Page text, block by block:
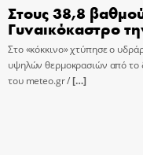
Στους 38,8
Γυναικόκαστρο
Στο «κόκκινο» χτύπησε ο
υψηλών θερμοκρασιών από το
του meteo.gr /[…]